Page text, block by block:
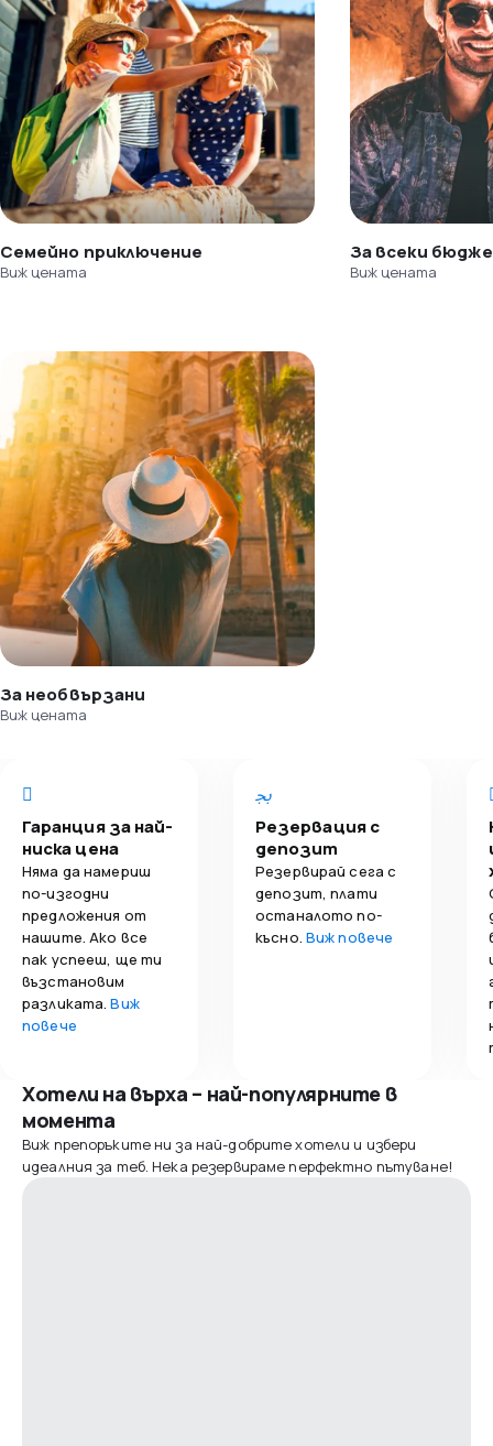
Семейно приключение
Виж цената
За всеки
Виж цената
За необвързани
Виж цената
Гаранция за най-
ниска цена
Няма да намериш
по-изгодни
предложения от
нашите. Ако все
пак успееш, ще ти
възстановим
разликата.Виж
повече
Резервация с
депозит
Резервирай сега с
депозит, плати
останалото по-
късно. Виж повече
Хотели на върха – най-популярните в
момента
Виж препоръките ни за най-добрите хотели и избери
идеалния за теб. Нека резервираме перфектно пътуване!